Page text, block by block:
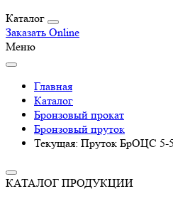
Каталог
Заказать Online
Меню
Главная
Каталог
Бронзовый прокат
Бронзовый пруток
Текущая: Пруток БрОЦС 5-
КАТАЛОГ ПРОДУКЦИИ